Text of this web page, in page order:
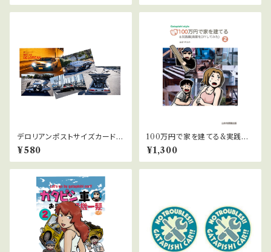
デロリアンポストサイズカード5
枚セット
¥580
100万円で家を建てる&実践編
(廃屋をDIYしてみた2巻/送料
無料/完結
¥1,300